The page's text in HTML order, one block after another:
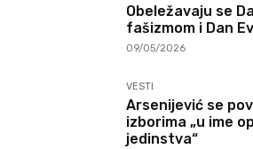
Obeležavaju se
fašizmom i Dan
09/05/2026
VESTI
Arsenijević se
izborima „u ime
jedinstva“